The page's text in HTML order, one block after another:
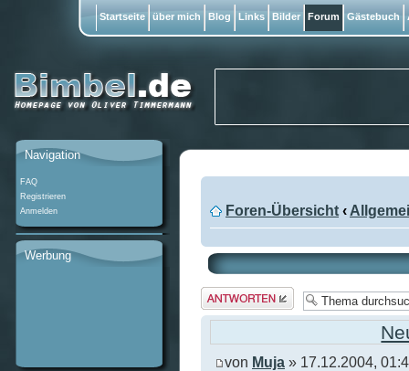
Foren-Übersicht ‹
Antwort
erstellen
von Muja » 17.12.2004,
Navigation
FAQ
Registrieren
Anmelden
Werbung
Startseite über mich Blog Links Bilder Forum Gästebuch